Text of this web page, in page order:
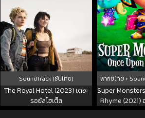
SoundTrack (ซับไทย)
The Royal Hotel (2023) เดอะ
รอยัลโฮเต็ล
พากย์ไทย +
Super
Rhyme (2021)
ณ กาล